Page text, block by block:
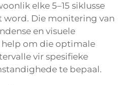
elke 5–15 siklusse
word. Die monitering van
en visuele
om die optimale
vir spesifieke
te bepaal.